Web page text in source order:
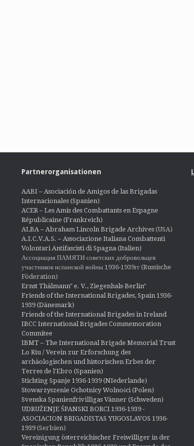
Partnerorganisationen
AABI – Asociación de Amigos de las Brigadas
Internacionales (Spanien)
ACER – Les Amis des Combattants en Espagne
Républicaine (Frankreich)
ALBA – Abraham Lincoln Brigade Archives(USA)
A.I.C.V.A.S. – Associazione Italiana Combattenti
Volontari Antifascisti di Spagna (Italien)
Ассоциация ПАМЯТИ советских добровольцев
участников испанской войны 1936-1939гг (Russische
Föderation)
Ernst Thälmann" e. V., Ziegenhals-Berlin"
Friends of the International Brigades, Spain 1936-
1939 (Dänemark)
Friends of the International Brigades in Ireland
IBCC International Brigades Commemoration
Commitee
IBMT – The International Brigade Memorial Trust
Lo Riu / Verein zur Erforschung des
archäologischen und historischen Erbes der
Terres de l'Ebro (Spanien)
Stichting Spanje 1936-1939 (NIederlande)
Stowarzyszenie Ochotnicy Wolności (Polen)
Svenska Spanienfrivilligas Vänner (Schweden)
UDRUŽENJE ŠPANSKI BORCI 1936-1939 -
ASOCIACION BRIGADISTAS YUGOSLAVOS 1936-
1939(Serbien)
Vereinigung österreichischer Freiwilliger in der